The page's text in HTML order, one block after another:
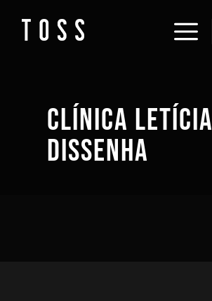
CLÍNICA LETÍCIA
DISSENHA